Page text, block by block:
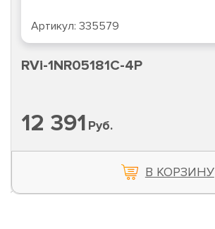
Артикул: 335579
RVi-1NR05181C-4P
12 391 Руб.
В КОРЗИНУ